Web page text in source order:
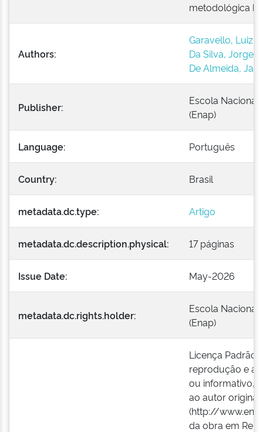
metodológica
Authors:
Garavello, Luiz
Da Silva, Jorge
De Almeida,
Publisher:
Escola
(Enap)
Language: Português
Country: Brasil
metadata.dc.type: Artigo
metadata.dc.description.physical: 17 páginas
Issue Date: May-2026
metadata.dc.rights.holder:
Escola
(Enap)
Licença Padrão
reprodução e a
ou informativo,
ao autor original
(http://
da obra em